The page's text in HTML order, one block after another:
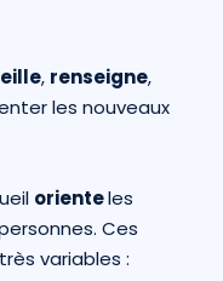
, renseigne,
les nouveaux
orienteles
Ces
variables :